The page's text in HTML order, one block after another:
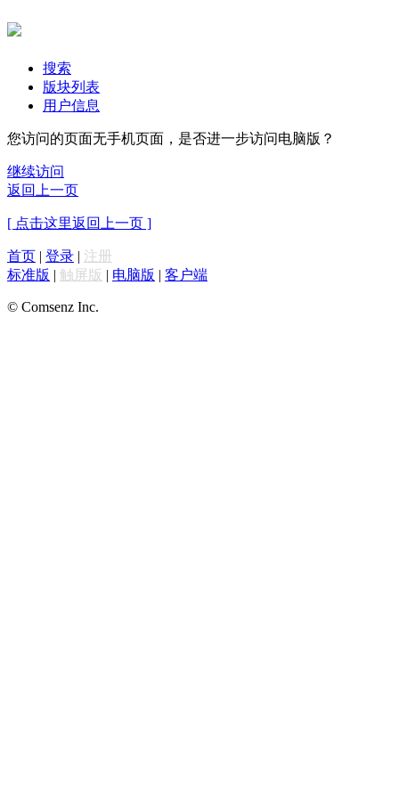
搜索
版块列表
用户信息
您访问的页面无手机页面，是否进一步访问电脑版？
继续访问
返回上一页
[ 点击这里返回上一页 ]
首页 | 登录 | 注册
标准版 | 触屏版 | 电脑版 | 客户端
© Comsenz Inc.